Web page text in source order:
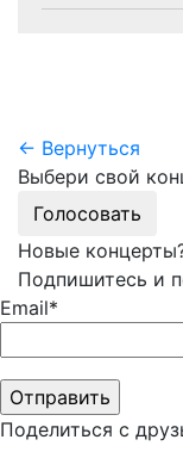
← Вернуться
Выбери свой
Голосовать
Новые
Подпишитесь и
Email*
Поделиться с